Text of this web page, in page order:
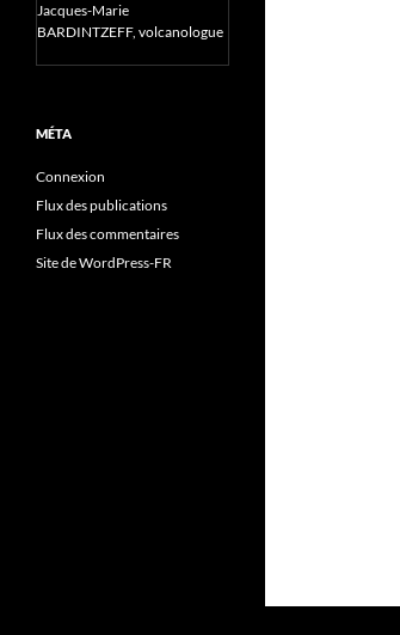
Jacques-Marie
BARDINTZEFF, volcanologue
MÉTA
Connexion
Flux des publications
Flux des commentaires
Site de WordPress-FR